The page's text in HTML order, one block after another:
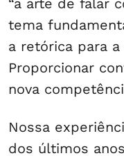
“a arte de falar
tema
a retórica para
Proporcionar
nova
Nossa
dos últimos